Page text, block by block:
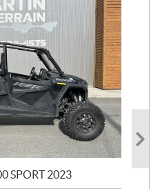
SPORT 2023